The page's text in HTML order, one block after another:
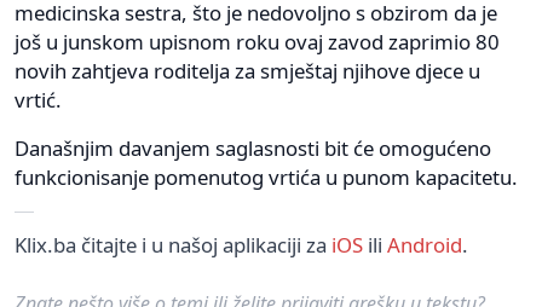
medicinska sestra, što je nedovoljno s obzirom da je
još u junskom upisnom roku ovaj zavod zaprimio 80
novih zahtjeva roditelja za smještaj njihove djece u
vrtić.
Današnjim davanjem saglasnosti bit će omogućeno
funkcionisanje pomenutog vrtića u punom kapacitetu.
Klix.ba čitajte i u našoj aplikaciji za iOS ili Android.